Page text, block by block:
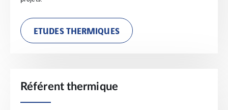
ETUDES THERMIQUES
Référent thermique